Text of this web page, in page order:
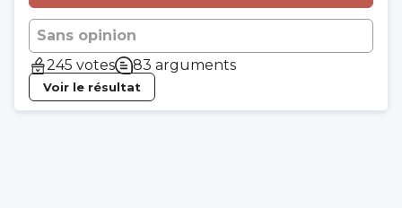
Sans opinion
245 votes
83 arguments
Voir le résultat